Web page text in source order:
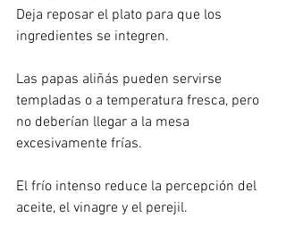
Deja reposar el plato para que los
ingredientes se integren.
Las papas aliñás pueden servirse
templadas o a temperatura fresca, pero
no deberían llegar a la mesa
excesivamente frías.
El frío intenso reduce la percepción del
aceite, el vinagre y el perejil.